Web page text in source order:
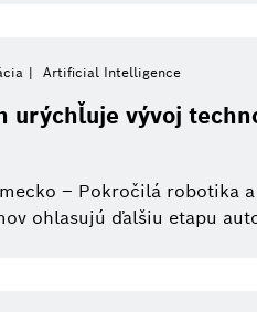
Artificial Intelligence
urýchľuje vývoj
– Pokročilá robotika
ohlasujú ďalšiu etapu